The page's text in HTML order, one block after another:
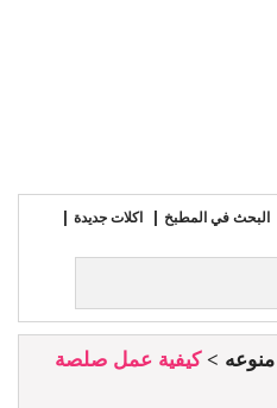
البحث في المطبخ
اكلات جديدة
كيفية عمل صلصة